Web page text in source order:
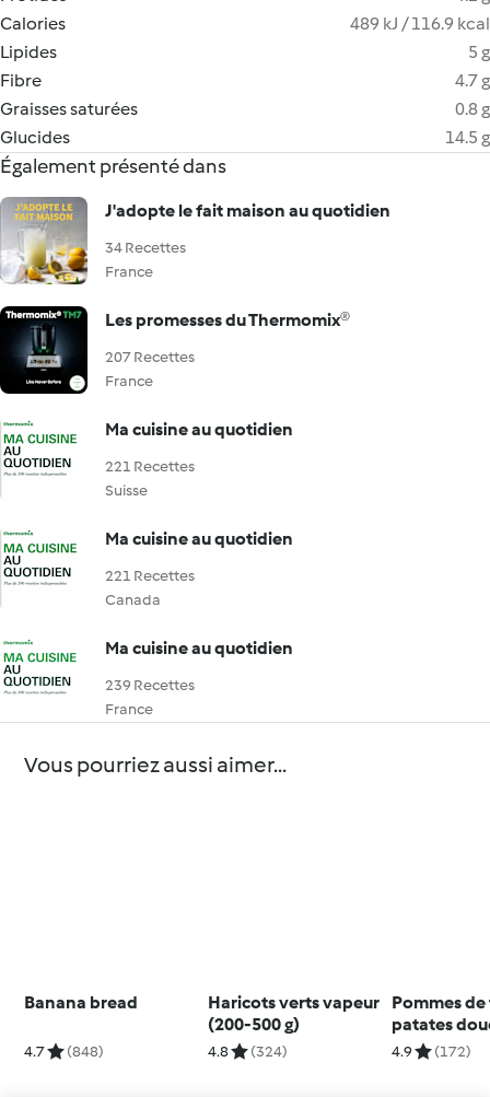
Calories
489 kJ / 116.9 kcal
Lipides
5 g
Fibre
4.7 g
Graisses saturées
0.8 g
Glucides
14.5 g
Également présenté dans
J'adopte le fait maison au quotidien
34 Recettes
France
Les promesses du Thermomix®
207 Recettes
France
Ma cuisine au quotidien
221 Recettes
Suisse
Ma cuisine au quotidien
221 Recettes
Canada
Ma cuisine au quotidien
239 Recettes
France
Vous pourriez aussi aimer...
Banana bread
4.7 (848)
Haricots verts vapeur
(200-500 g)
4.8 (324)
Pommes
patates
vapeur
4.9 (172)